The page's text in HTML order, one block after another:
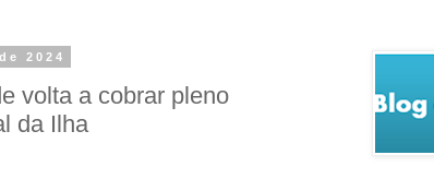
2024
volta a cobrar pleno
da Ilha